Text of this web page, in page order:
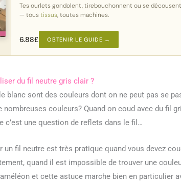
Tes ourlets gondolent, tirebouchonnent ou se
— toustissus, toutes machines.
6.88£ OBTENIR LE GUIDE →
du fil neutre gris clair ?
blanc sont des couleurs dont on ne peut pas se
nombreuses couleurs? Quand on coud avec du fil
c’est une question de reflets dans le fil…
un fil neutre est très pratique quand vous devez
quand il est impossible de trouver une
et cette astuce marche bien en particulier